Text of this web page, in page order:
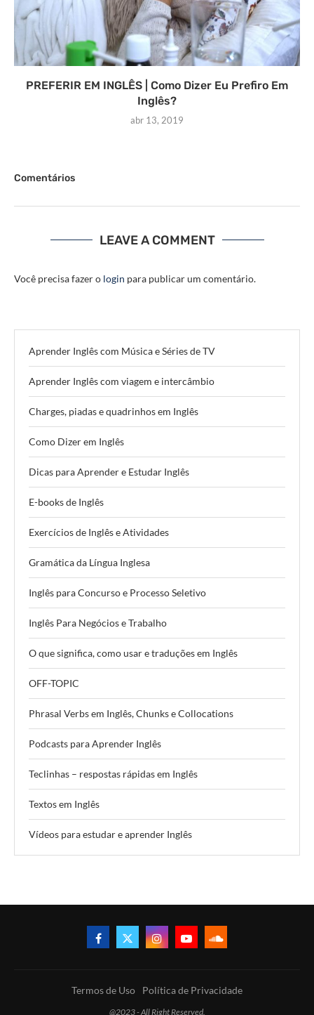
PREFERIR EM INGLÊS | Como Dizer Eu Prefiro Em
Inglês?
abr 13, 2019
Comentários
LEAVE A COMMENT
Você precisa fazer o login para publicar um comentário.
Aprender Inglês com Música e Séries de TV
Aprender Inglês com viagem e intercâmbio
Charges, piadas e quadrinhos em Inglês
Como Dizer em Inglês
Dicas para Aprender e Estudar Inglês
E-books de Inglês
Exercícios de Inglês e Atividades
Gramática da Língua Inglesa
Inglês para Concurso e Processo Seletivo
Inglês Para Negócios e Trabalho
O que significa, como usar e traduções em Inglês
OFF-TOPIC
Phrasal Verbs em Inglês, Chunks e Collocations
Podcasts para Aprender Inglês
Teclinhas – respostas rápidas em Inglês
Textos em Inglês
Vídeos para estudar e aprender Inglês
Termos de Uso Política de Privacidade
@2023 - All Right Reserved.